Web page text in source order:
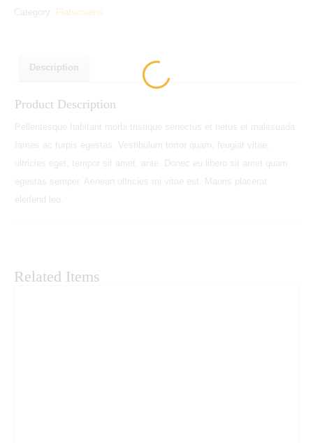
L55ET60B
TV
quantity
Category: Flatscreens
Description
Product Description
Pellentesque habitant morbi tristique senectus et netus et malesuada
fames ac turpis egestas. Vestibulum tortor quam, feugiat vitae,
ultricies eget, tempor sit amet, ante. Donec eu libero sit amet quam
egestas semper. Aenean ultricies mi vitae est. Mauris placerat
eleifend leo.
Related Items